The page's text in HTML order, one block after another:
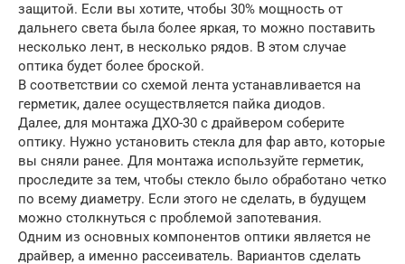
защитой. Если вы хотите, чтобы 30% мощность от
дальнего света была более яркая, то можно поставить
несколько лент, в несколько рядов. В этом случае
оптика будет более броской.
В соответствии со схемой лента устанавливается на
герметик, далее осуществляется пайка диодов.
Далее, для монтажа ДХО-30 с драйвером соберите
оптику. Нужно установить стекла для фар авто, которые
вы сняли ранее. Для монтажа используйте герметик,
проследите за тем, чтобы стекло было обработано четко
по всему диаметру. Если этого не сделать, в будущем
можно столкнуться с проблемой запотевания.
Одним из основных компонентов оптики является не
драйвер, а именно рассеиватель. Вариантов сделать